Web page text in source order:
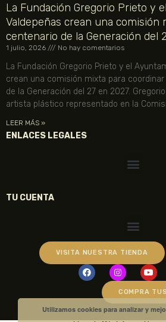
La Fundación Gregorio Prieto y
Valdepeñas crean una comisión
centenario de la Generación del
1 julio, 2026 No hay comentarios
La Fundación Gregorio Prieto y el
crean una comisión mixta para
de la Generación del 27 en 2027.
artista plástico representado en la
LEER MÁS »
ENLACES LEGALES
TU CUENTA
VISITA NUESTRA TIENDA
COMPRA
Utilizamos cookies para analizar y